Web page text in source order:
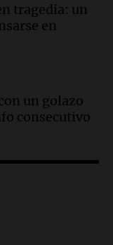
para una
y el
Pourrain:
para
regresó"
hasta
tragedia: un
en
un golazo
consecutivo